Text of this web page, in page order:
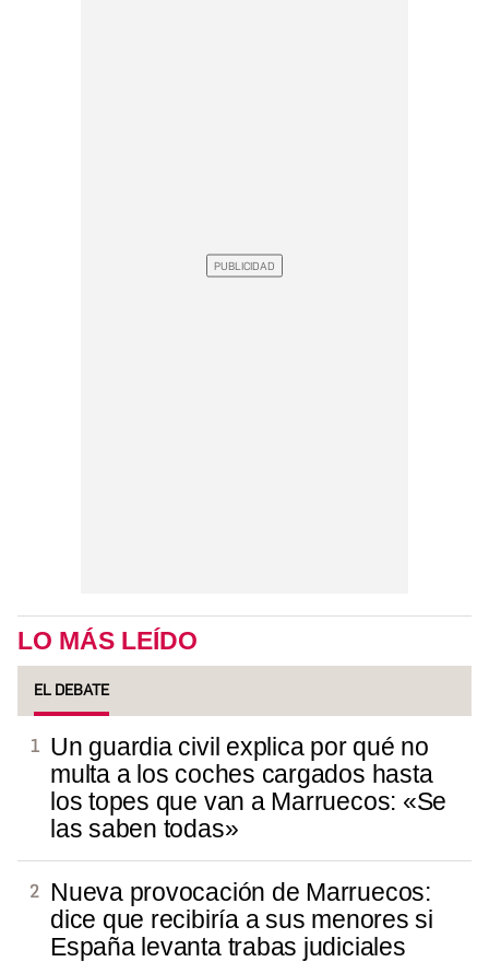
LO MÁS LEÍDO
EL DEBATE
Un guardia civil explica por qué no
multa a los coches cargados hasta
los topes que van a Marruecos: «Se
las saben todas»
Nueva provocación de Marruecos:
dice que recibiría a sus menores si
España levanta trabas judiciales